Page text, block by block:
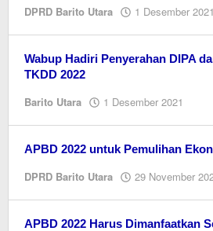
DPRD Barito Utara 1 Desember 2021
Wabup Hadiri Penyerahan DIPA
TKDD 2022
Barito Utara 1 Desember 2021
APBD 2022 untuk Pemulihan
DPRD Barito Utara 29 November
APBD 2022 Harus Dimanfaatkan